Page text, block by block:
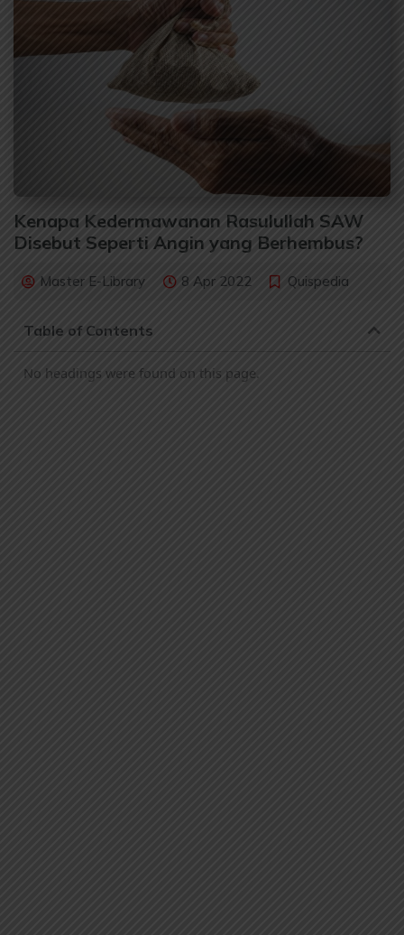
Kenapa Kedermawanan Rasulullah SAW
Disebut Seperti Angin yang Berhembus?
Master E-Library 8 Apr 2022 Quispedia
Table of Contents
No headings were found on this page.